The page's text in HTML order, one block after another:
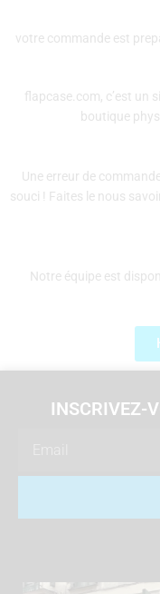
votre commande est
flapcase.com, c’est un
boutique
Une erreur de
souci ! Faites le nous
Notre équipe est
INSCRIVEZ-